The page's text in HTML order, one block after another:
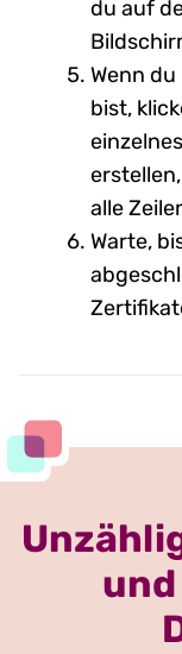
du auf
Wenn
bist,
alle
Warte,